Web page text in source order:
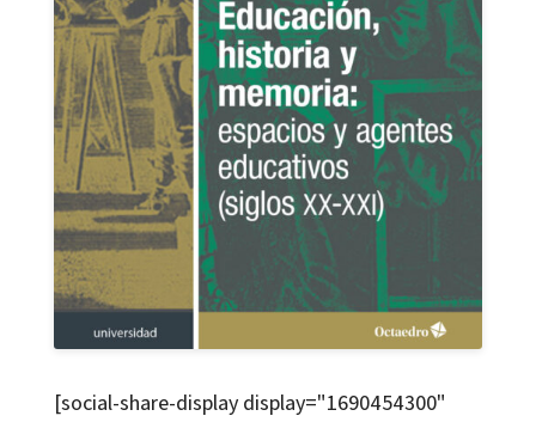
[social-share-display display="1690454300"